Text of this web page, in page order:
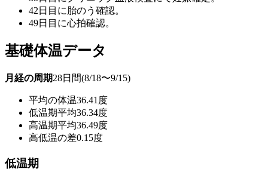
42日目に胎のう確認。
49日目に心拍確認。
基礎体温データ
月経の周期28日間(8/18〜9/15)
平均の体温36.41度
低温期平均36.34度
高温期平均36.49度
高低温の差0.15度
低温期